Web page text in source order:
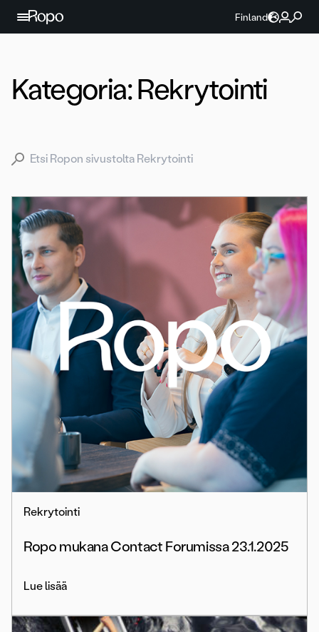
Jatka sisältöön
Finland
Kategoria:Rekrytointi
Search for:
Rekrytointi
Ropo mukana Contact Forumissa 23.1.2025
Lue lisää